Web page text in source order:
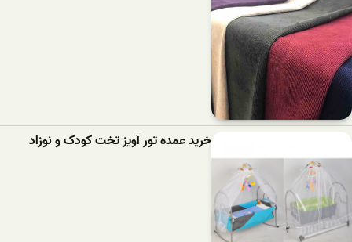
خرید عمده تور آویز تخت کودک و نوزاد